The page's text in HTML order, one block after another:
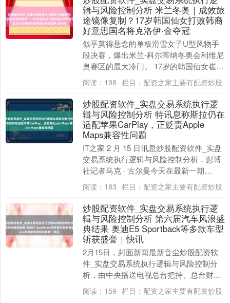
辑与风险控制分析 米兰冬奥｜成效旅
途镜像复制？17岁韩国仙女打败韩裔
好意思国名将克洛伊·金夺冠
似乎莫得悬念的单板滑雪女子U型风物手
段决赛，爆出米兰-科尔蒂纳冬奥会利维尼
奥赛区的最大冷门。 17岁的韩国仙女崔佳
恩凭借临了一跳赢得90.25分的超高分，打
败两....
阅读： 198 栏目： 配资之家主要有配资炒股
炒股配资软件_实盘交易系统执行逻
辑与风险控制分析 特讯息称斯拉仍在
适配苹果CarPlay，正贬责Apple
Maps兼容性问题
IT之家 2 月 15 日讯息炒股配资软件_实盘
交易系统执行逻辑与风险控制分析，彭博
社记者马克 · 古尔曼今天在最新一期
《Power On》通信中示意，特斯拉方....
阅读： 183 栏目： 配资之家主要有配资炒股
炒股配资软件_实盘交易系统执行逻
辑与风险控制分析 第六届汽车风浪盛
典结果 奥迪E5 Sportback等多款车型
斩获盛誉｜快讯
2月15日，封面新闻最新音尘炒股配资软
件_实盘交易系统执行逻辑与风险控制分
析，由中央播送电视总台把持、总台财经
节目中心相配规划的第六届《汽车风浪盛
典》认真结果。....
阅读： 159 栏目： 配资之家主要有配资炒股